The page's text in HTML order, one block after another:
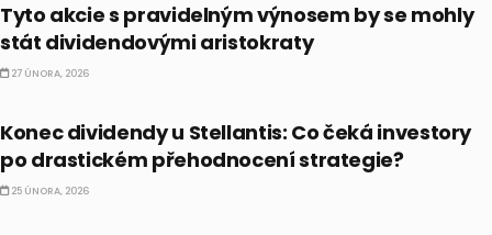
Tyto akcie s pravidelným výnosem by se mohly
stát dividendovými aristokraty
27 ÚNORA, 2026
Konec dividendy u Stellantis: Co čeká investory
po drastickém přehodnocení strategie?
25 ÚNORA, 2026